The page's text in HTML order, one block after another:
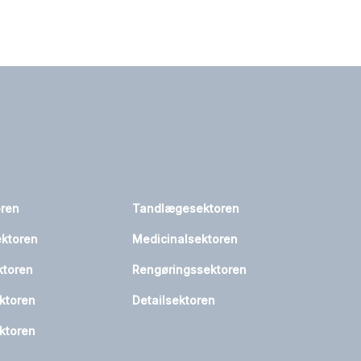
Tandlægesektoren
Medicinalsektoren
Rengøringssektoren
Detailsektoren